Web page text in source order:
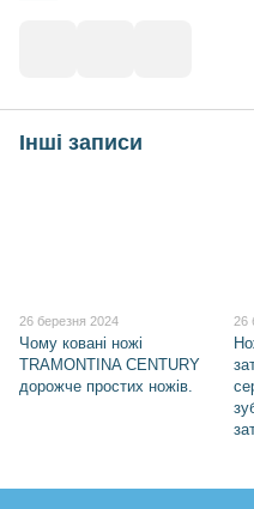
Інші записи
26 березня 2024
Чому ковані ножі
TRAMONTINA CENTURY
дорожче простих ножів.
26